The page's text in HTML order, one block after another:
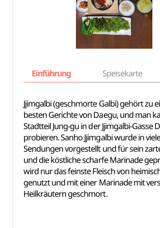
Einführung Speisekarte
Jjimgalbi (geschmorte Galbi) gehört zu
besten Gerichte von Daegu, und man
Stadtteil Jung-gu in der Jjimgalbi-Gasse
probieren. Sanho Jjimgalbi wurde in
Sendungen vorgestellt und für sein
und die köstliche scharfe Marinade
wird nur das feinste Fleisch von
genutzt und mit einer Marinade mit
Heilkräutern geschmort.